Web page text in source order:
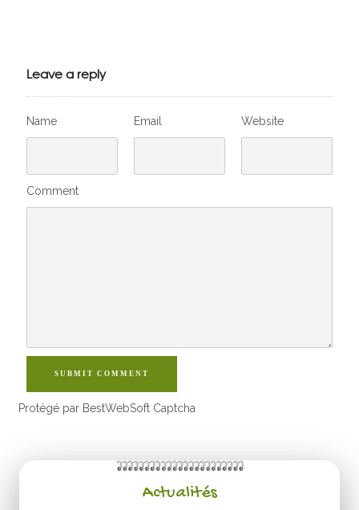
Leave a reply
Name Email Website
Comment
SUBMIT COMMENT
Protégé par BestWebSoft Captcha
Actualités